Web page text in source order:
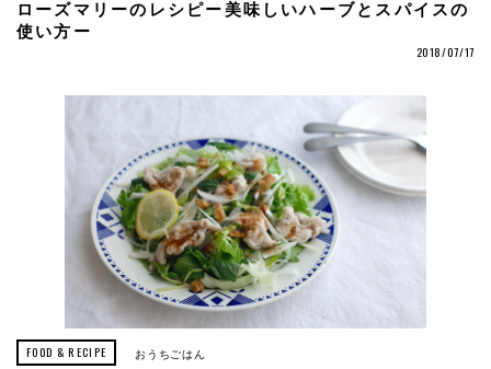
ローズマリーのレシピー美味しいハーブとスパイスの
使い方ー
2018/07/17
FOOD & RECIPE おうちごはん